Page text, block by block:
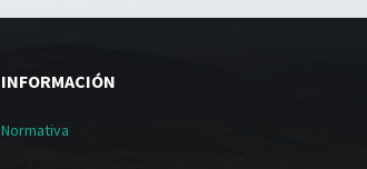
INFORMACIÓN
Normativa